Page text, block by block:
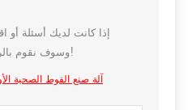
إذا كانت لديك أسئلة أو
وسوف نقوم بالرد عليك في أقرب وقت ممكن!
آلة صنع الفوط الصحية